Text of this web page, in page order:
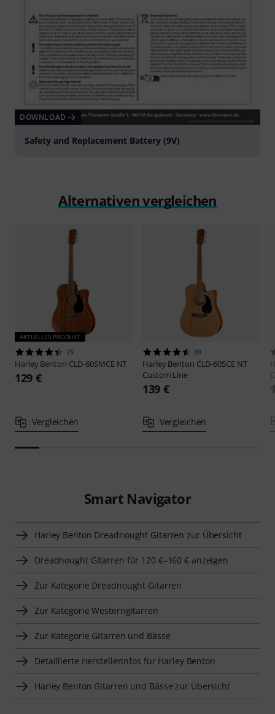
DOWNLOAD
Safety and Replacement Battery (9V)
Alternativen vergleichen
AKTUELLES PRODUKT
75
Harley Benton CLD-60SMCE NT
129 €
Vergleichen
89
Harley Benton CLD-60SCE NT
Custom Line
139 €
Vergleichen
Smart Navigator
Harley Benton Dreadnought Gitarren zur Übersicht
Dreadnought Gitarren für 120 €–160 € anzeigen
Zur Kategorie Dreadnought Gitarren
Zur Kategorie Westerngitarren
Zur Kategorie Gitarren und Bässe
Detaillierte Herstellerinfos für Harley Benton
Harley Benton Gitarren und Bässe zur Übersicht